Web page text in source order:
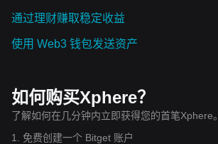
通过理财赚取稳定收益
使用 Web3 钱包发送资产
如何购买Xphere？
了解如何在几分钟内立即获得您的首笔Xphere。
1. 免费创建一个 Bitget 账户